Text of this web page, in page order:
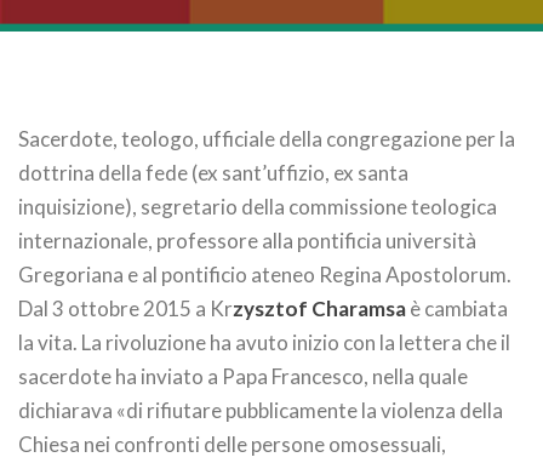
Sacerdote, teologo, ufficiale della congregazione per la
dottrina della fede (ex sant’uffizio, ex santa
inquisizione), segretario della commissione teologica
internazionale, professore alla pontificia università
Gregoriana e al pontificio ateneo Regina Apostolorum.
Dal 3 ottobre 2015 a Krzysztof Charamsaè cambiata
la vita. La rivoluzione ha avuto inizio con la lettera che il
sacerdote ha inviato a Papa Francesco, nella quale
dichiarava «di rifiutare pubblicamente la violenza della
Chiesa nei confronti delle persone omosessuali,